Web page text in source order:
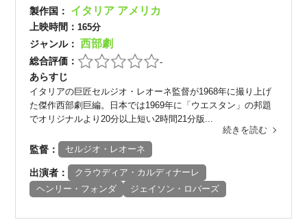
製作国： イタリア アメリカ
上映時間：165分
ジャンル： 西部劇
総合評価： -
あらすじ
イタリアの巨匠セルジオ・レオーネ監督が1968年に撮り上げ
た傑作西部劇巨編。日本では1969年に「ウエスタン」の邦題
でオリジナルより20分以上短い2時間21分版...
続きを読む
監督： セルジオ・レオーネ
出演者：
クラウディア・カルディナーレ
ヘンリー・フォンダ
ジェイソン・ロバーズ